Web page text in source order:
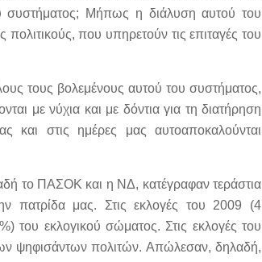
συστήματος; Μήπως η διάλυση αυτού του
που υπηρετούν τις επιταγές του
τους βολεμένους αυτού του συστήματος,
με νύχια και με δόντια για τη διατήρηση
και στις ημέρες μας αυτοαποκαλούνται
το ΠΑΣΟΚ και η ΝΔ, κατέγραφαν τεράστια
πατρίδα μας. Στις εκλογές του 2009 (4
εκλογικού σώματος. Στις εκλογές του
ψηφισάντων πολιτών. Απώλεσαν, δηλαδή,